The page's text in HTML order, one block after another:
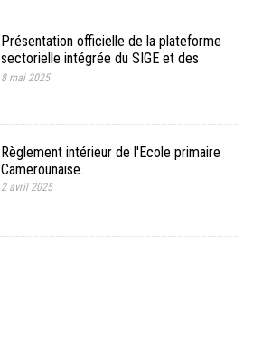
Présentation officielle de la plateforme
sectorielle intégrée du SIGE et des
documents et outils conceptuels et
8 mai 2025
Règlement intérieur de l'Ecole primaire
Camerounaise.
2 avril 2025